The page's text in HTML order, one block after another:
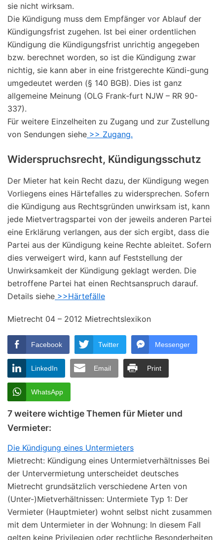
sie nicht wirksam.
Die Kündigung muss dem Empfänger vor Ablauf der
Kündigungsfrist zugehen. Ist bei einer ordentlichen
Kündigung die Kündigungsfrist unrichtig angegeben
bzw. berechnet worden, so ist die Kündigung zwar
nichtig, sie kann aber in eine fristgerechte Kündi-gung
umgedeutet werden (§ 140 BGB). Dies ist ganz
allgemeine Meinung (OLG Frank-furt NJW – RR 90-
337).
Für weitere Einzelheiten zu Zugang und zur Zustellung
von Sendungen siehe >> Zugang.
Widerspruchsrecht, Kündigungsschutz
Der Mieter hat kein Recht dazu, der Kündigung wegen
Vorliegens eines Härtefalles zu widersprechen. Sofern
die Kündigung aus Rechtsgründen unwirksam ist, kann
jede Mietvertragspartei von der jeweils anderen Partei
eine Erklärung verlangen, aus der sich ergibt, dass die
Partei aus der Kündigung keine Rechte ableitet. Sofern
dies verweigert wird, kann auf Feststellung der
Unwirksamkeit der Kündigung geklagt werden. Die
betroffene Partei hat einen Rechtsanspruch darauf.
Details siehe >>Härtefälle
Mietrecht 04 – 2012 Mietrechtslexikon
Facebook Twitter Messenger
LinkedIn Email Print
WhatsApp
7 weitere wichtige Themen für Mieter und
Vermieter:
Die Kündigung eines Untermieters
Mietrecht: Kündigung eines Untermietverhältnisses Bei
der Untervermietung unterscheidet deutsches
Mietrecht grundsätzlich verschiedene Arten von
(Unter-)Mietverhältnissen: Untermiete Typ 1: Der
Vermieter (Hauptmieter) wohnt selbst nicht zusammen
mit dem Untermieter in der Wohnung: In diesem Fall
gelten keine Privilegien oder rechtliche Besonderheiten